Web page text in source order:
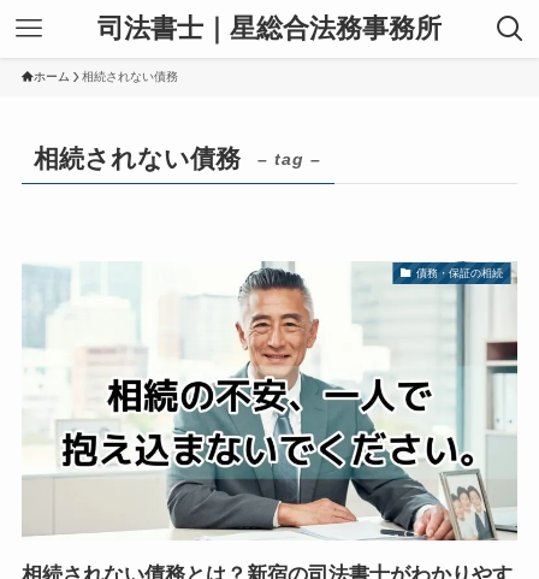
司法書士｜星総合法務事務所
ホーム 相続されない債務
相続されない債務 – tag –
債務・保証の相続